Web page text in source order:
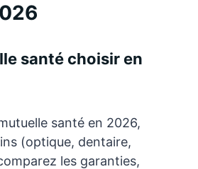
santé choisir en
santé en 2026,
(optique, dentaire,
les garanties,